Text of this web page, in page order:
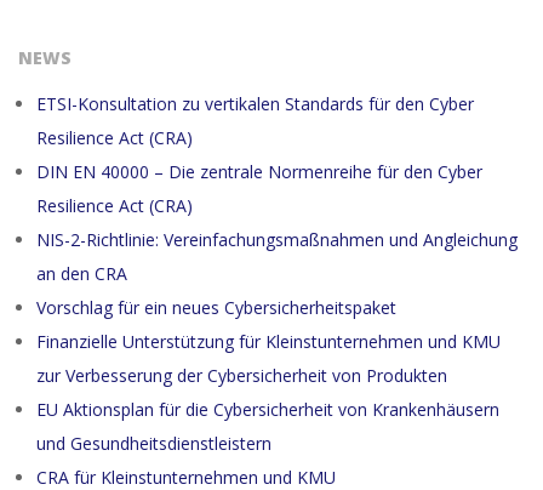
NEWS
ETSI-Konsultation zu vertikalen Standards für den Cyber
Resilience Act (CRA)
DIN EN 40000 – Die zentrale Normenreihe für den Cyber
Resilience Act (CRA)
NIS-2-Richtlinie: Vereinfachungsmaßnahmen und Angleichung
an den CRA
Vorschlag für ein neues Cybersicherheitspaket
Finanzielle Unterstützung für Kleinstunternehmen und KMU
zur Verbesserung der Cybersicherheit von Produkten
EU Aktionsplan für die Cybersicherheit von Krankenhäusern
und Gesundheitsdienstleistern
CRA für Kleinstunternehmen und KMU